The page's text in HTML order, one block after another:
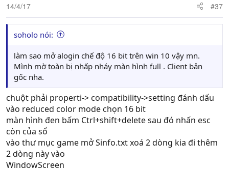
14/4/17 #37
soholo nói:
làm sao mở alogin chế độ 16 bit trên win 10 vậy mn.
Mình mờ toàn bị nhấp nháy màn hình full . Client bản
gốc nha.
chuột phải properti-> compatibility->setting đánh dấu
vào reduced color mode chọn 16 bit
màn hình đen bấm Ctrl+shift+delete sau đó nhấn esc
còn của sổ
vào thư mục game mở Sinfo.txt xoá 2 dòng kia đi thêm
2 dòng này vào
WindowScreen